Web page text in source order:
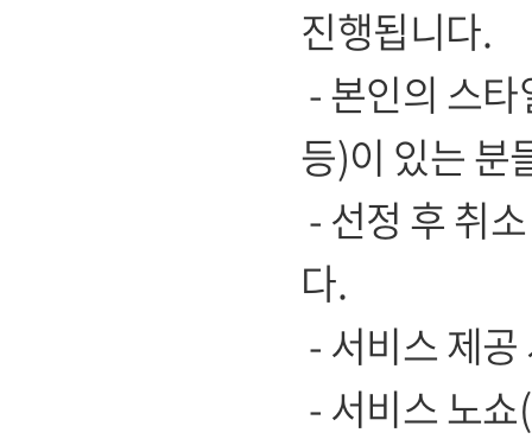
진행됩니다.
- 본인의 스
등)이 있는 분
- 선정 후 취
다.
- 서비스 제
- 서비스 노